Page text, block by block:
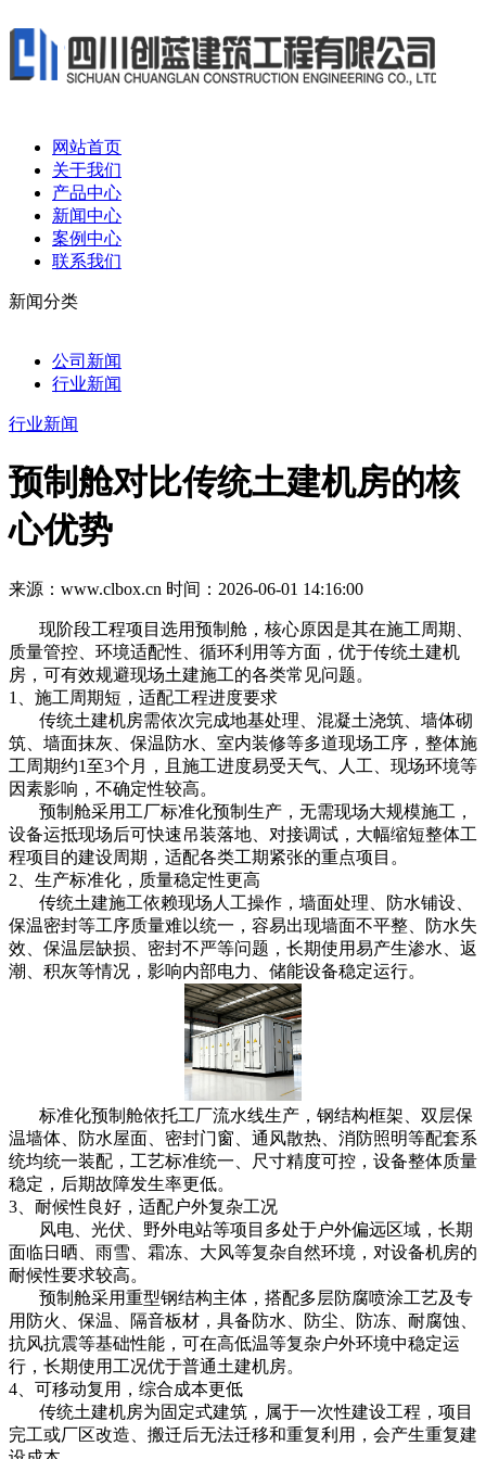
网站首页
关于我们
产品中心
新闻中心
案例中心
联系我们
新闻分类
公司新闻
行业新闻
行业新闻
预制舱对比传统土建机房的核
心优势
来源：www.clbox.cn 时间：2026-06-01 14:16:00
现阶段工程项目选用预制舱，核心原因是其在施工周期、
质量管控、环境适配性、循环利用等方面，优于传统土建机
房，可有效规避现场土建施工的各类常见问题。
1、施工周期短，适配工程进度要求
传统土建机房需依次完成地基处理、混凝土浇筑、墙体砌
筑、墙面抹灰、保温防水、室内装修等多道现场工序，整体施
工周期约1至3个月，且施工进度易受天气、人工、现场环境等
因素影响，不确定性较高。
预制舱采用工厂标准化预制生产，无需现场大规模施工，
设备运抵现场后可快速吊装落地、对接调试，大幅缩短整体工
程项目的建设周期，适配各类工期紧张的重点项目。
2、生产标准化，质量稳定性更高
传统土建施工依赖现场人工操作，墙面处理、防水铺设、
保温密封等工序质量难以统一，容易出现墙面不平整、防水失
效、保温层缺损、密封不严等问题，长期使用易产生渗水、返
潮、积灰等情况，影响内部电力、储能设备稳定运行。
标准化预制舱依托工厂流水线生产，钢结构框架、双层保
温墙体、防水屋面、密封门窗、通风散热、消防照明等配套系
统均统一装配，工艺标准统一、尺寸精度可控，设备整体质量
稳定，后期故障发生率更低。
3、耐候性良好，适配户外复杂工况
风电、光伏、野外电站等项目多处于户外偏远区域，长期
面临日晒、雨雪、霜冻、大风等复杂自然环境，对设备机房的
耐候性要求较高。
预制舱采用重型钢结构主体，搭配多层防腐喷涂工艺及专
用防火、保温、隔音板材，具备防水、防尘、防冻、耐腐蚀、
抗风抗震等基础性能，可在高低温等复杂户外环境中稳定运
行，长期使用工况优于普通土建机房。
4、可移动复用，综合成本更低
传统土建机房为固定式建筑，属于一次性建设工程，项目
完工或厂区改造、搬迁后无法迁移和重复利用，会产生重复建